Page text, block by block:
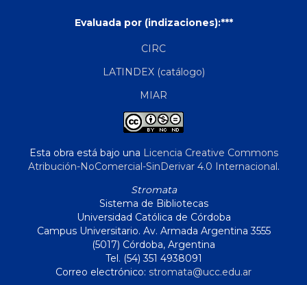
Evaluada por (indizaciones):***
CIRC
LATINDEX (catálogo)
MIAR
Esta obra está bajo una Licencia Creative Commons
Atribución-NoComercial-SinDerivar 4.0 Internacional.
Stromata
Sistema de Bibliotecas
Universidad Católica de Córdoba
Campus Universitario. Av. Armada Argentina 3555
(5017) Córdoba, Argentina
Tel. (54) 351 4938091
Correo electrónico: stromata@ucc.edu.ar